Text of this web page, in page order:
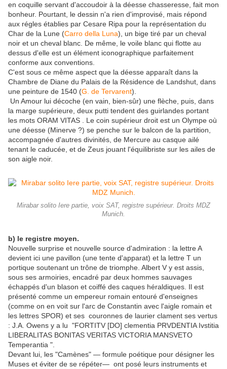
en coquille servant d'accoudoir à la déesse chasseresse, fait mon
bonheur. Pourtant, le dessin n'a rien d'improvisé, mais répond
aux régles établies par Cesare Ripa pour la représentation du
Char de la Lune (Carro della Luna), un bige tiré par un cheval
noir et un cheval blanc. De même, le voile blanc qui flotte au
dessus d'elle est un élément iconographique parfaitement
conforme aux conventions.
C'est sous ce même aspect que la déesse apparaît dans la
Chambre de Diane du Palais de la Résidence de Landshut, dans
une peinture de 1540 (G. de Tervarent).
Un Amour lui décoche (en vain, bien-sûr) une flèche, puis, dans
la marge supérieure, deux putti tendent des guirlandes portant
les mots ORAM VITAS . Le coin supérieur droit est un Olympe où
une déesse (Minerve ?) se penche sur le balcon de la partition,
accompagnée d'autres divinités, de Mercure au casque ailé
tenant le caducée, et de Zeus jouant l'équilibriste sur les ailes de
son aigle noir.
Mirabar solito Iere partie, voix SAT, registre supérieur. Droits MDZ
Munich.
b) le registre moyen.
Nouvelle surprise et nouvelle source d'admiration : la lettre A
devient ici une pavillon (une tente d'apparat) et la lettre T un
portique soutenant un trône de triomphe. Albert V y est assis,
sous ses armoiries, encadré par deux hommes sauvages
échappés d'un blason et coiffé des caques héraldiques. Il est
présenté comme un empereur romain entouré d'enseignes
(comme on en voit sur l'arc de Constantin avec l'aigle romain et
les lettres SPOR) et ses couronnes de laurier clament ses vertus
: J.A. Owens y a lu "FORTITV [DO] clementia PRVDENTIA Ivstitia
LIBERALITAS BONITAS VERITAS VICTORIA MANSVETO
Temperantia ".
Devant lui, les "Camènes" — formule poétique pour désigner les
Muses et éviter de se répéter— ont posé leurs instruments et